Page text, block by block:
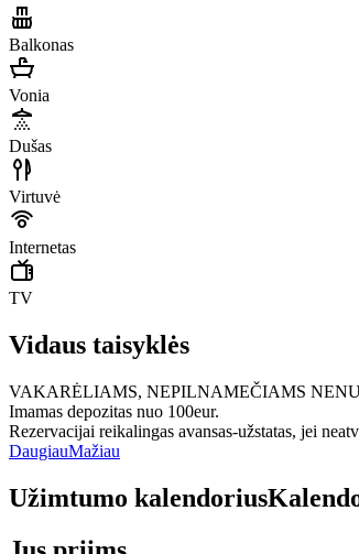
Balkonas
Vonia
Dušas
Virtuvė
Internetas
TV
Vidaus taisyklės
VAKARĖLIAMS, NEPILNAMEČIAMS
Imamas depozitas nuo 100eur.
Rezervacijai reikalingas avansas-užstatas, jei
DaugiauMažiau
Užimtumo kalendorius